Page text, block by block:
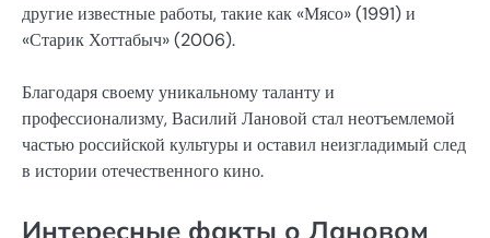
другие известные работы, такие как «Мясо» (1991) и
«Старик Хоттабыч» (2006).
Благодаря своему уникальному таланту и
профессионализму, Василий Лановой стал неотъемлемой
частью российской культуры и оставил неизгладимый след
в истории отечественного кино.
Интересные факты о Лановом